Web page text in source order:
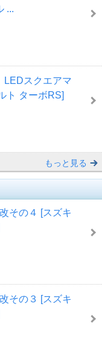
...
スクエアマ
ト ターボRS]
もっと見る
その４ [スズキ
その３ [スズキ